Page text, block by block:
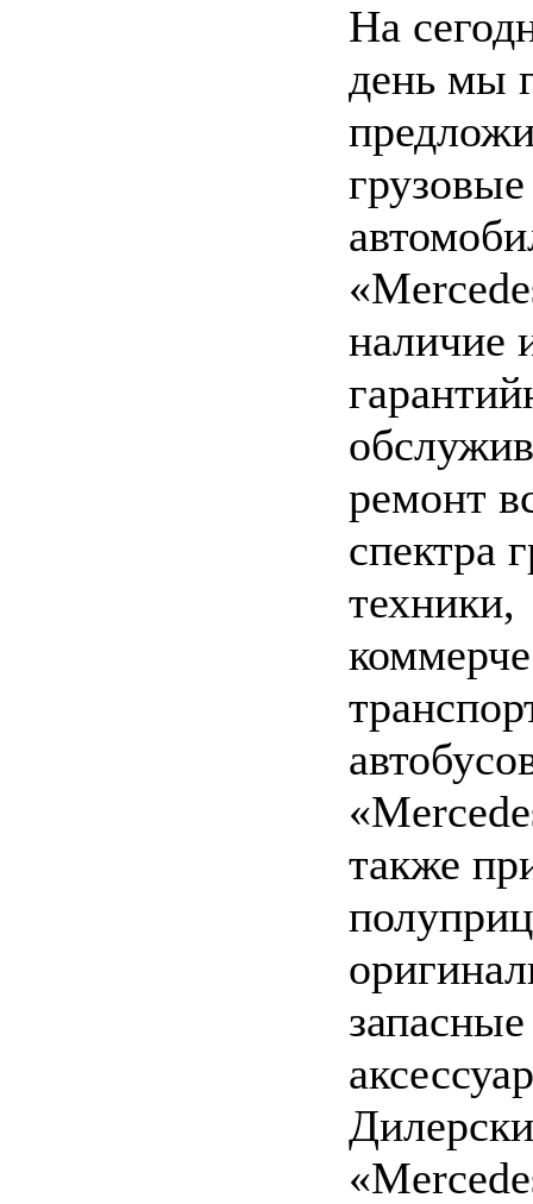
На
день мы
грузовые
наличие
ремонт
спектра
техники,
также